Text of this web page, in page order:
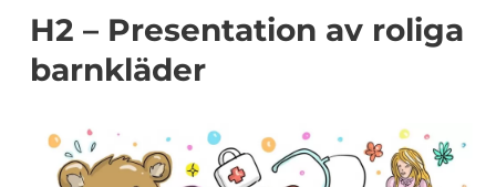
H2 – Presentation av roliga
barnkläder